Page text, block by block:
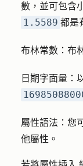
數，並可包含
1.5589 都是
布林常數 ：布
日期字面量 ：
屬性語法 ：您
他屬性。